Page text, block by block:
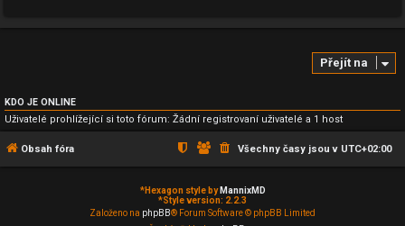
Přejít na
KDO JE ONLINE
Uživatelé prohlížející si toto fórum: Žádní registrovaní uživatelé a 1 host
Obsah fóra Všechny časy jsou v UTC+02:00
*Hexagon style by MannixMD
*Style version: 2.2.3
Založeno na phpBB® Forum Software © phpBB Limited